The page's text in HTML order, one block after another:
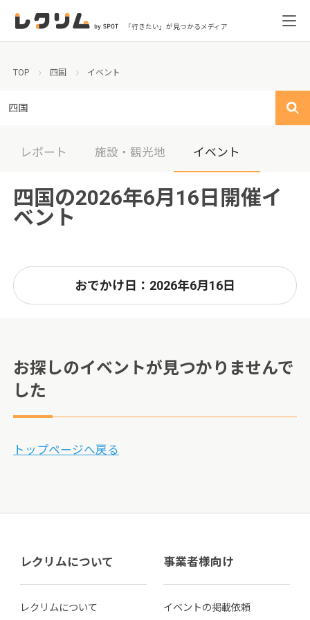
「行きたい」が見つかるメディア
TOP 四国 イベント
四国
レポート 施設・観光地 イベント
四国の2026年6月16日開催イ
ベント
おでかけ日：2026年6月16日
お探しのイベントが見つかりませんで
した
トップページへ戻る
レクリムについて
レクリムについて
事業者様向け
イベントの掲載依頼